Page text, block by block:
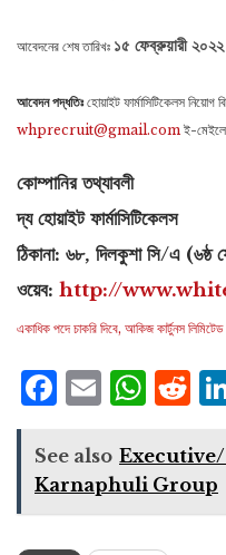
আবেদনের শেষ তারিখঃ ১৫ ফেব্রুয়ারী ২০২২
আবেদন পদ্ধতিঃহোয়াইট ফার্মাসিটিকেলস নিয়োগ
whprecruit@gmail.com ই-
কোম্পানির তথ্যাবলী
দ্য হোয়াইট ফার্মাসিটিকেলস
ঠিকানা: ৬৮, দিলকুশা সি/এ
ওয়েব: http://
একাধিক পদে চাকরি দিবে, আকিজ কার্টুনস লিমিটেড
Email
See also
Karnaphuli Group